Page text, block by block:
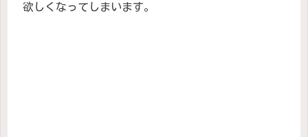
欲しくなってしまいます。